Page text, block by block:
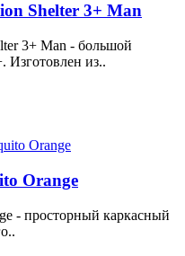
Shelter 3+ Man
3+ Man - большой
Изготовлен из..
Orange
- просторный каркасный